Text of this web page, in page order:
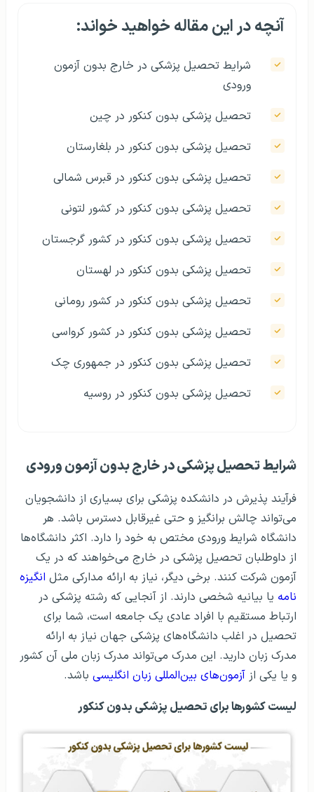
آنچه در این مقاله خواهید خواند:
شرایط تحصیل پزشکی در خارج بدون آزمون
ورودی
تحصیل پزشکی بدون کنکور در چین
تحصیل پزشکی بدون کنکور در بلغارستان
تحصیل پزشکی بدون کنکور در قبرس شمالی
تحصیل پزشکی بدون کنکور در کشور لتونی
تحصیل پزشکی بدون کنکور در کشور گرجستان
تحصیل پزشکی بدون کنکور در لهستان
تحصیل پزشکی بدون کنکور در کشور رومانی
تحصیل پزشکی بدون کنکور در کشور کرواسی
تحصیل پزشکی بدون کنکور در جمهوری چک
تحصیل پزشکی بدون کنکور در روسیه
شرایط تحصیل پزشکی در خارج بدون آزمون ورودی
فرآیند پذیرش در دانشکده پزشکی برای بسیاری از دانشجویان
می‌تواند چالش برانگیز و حتی غیرقابل دسترس باشد. هر
دانشگاه شرایط ورودی مختص به خود را دارد. اکثر دانشگاه‌ها
از داوطلبان تحصیل پزشکی در خارج می‌خواهند که در یک
آزمون شرکت کنند. برخی دیگر، نیاز به ارائه مدارکی مثل انگیزه
نامه یا بیانیه شخصی دارند. از آنجایی که رشته پزشکی در
ارتباط مستقیم با افراد عادی یک جامعه است، شما برای
تحصیل در اغلب دانشگاه‌های پزشکی جهان نیاز به ارائه
مدرک زبان دارید. این مدرک می‌تواند مدرک زبان ملی آن کشور
و یا یکی از آزمون‌های بین‌المللی زبان انگلیسی باشد.
لیست کشورها برای تحصیل پزشکی بدون کنکور